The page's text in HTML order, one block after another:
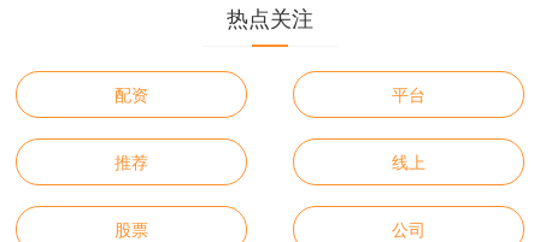
热点关注
配资 平台
推荐 线上
股票 公司